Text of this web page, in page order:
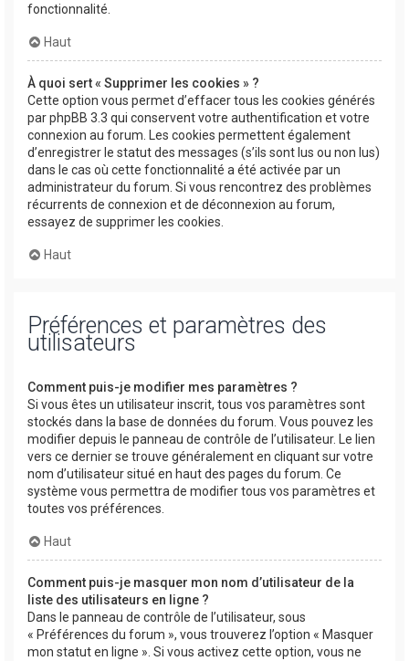
fonctionnalité.
Haut
À quoi sert « Supprimer les cookies » ?
Cette option vous permet d’effacer tous les cookies générés
par phpBB 3.3 qui conservent votre authentification et votre
connexion au forum. Les cookies permettent également
d’enregistrer le statut des messages (s’ils sont lus ou non lus)
dans le cas où cette fonctionnalité a été activée par un
administrateur du forum. Si vous rencontrez des problèmes
récurrents de connexion et de déconnexion au forum,
essayez de supprimer les cookies.
Haut
Préférences et paramètres des
utilisateurs
Comment puis-je modifier mes paramètres ?
Si vous êtes un utilisateur inscrit, tous vos paramètres sont
stockés dans la base de données du forum. Vous pouvez les
modifier depuis le panneau de contrôle de l’utilisateur. Le lien
vers ce dernier se trouve généralement en cliquant sur votre
nom d’utilisateur situé en haut des pages du forum. Ce
système vous permettra de modifier tous vos paramètres et
toutes vos préférences.
Haut
Comment puis-je masquer mon nom d’utilisateur de la
liste des utilisateurs en ligne ?
Dans le panneau de contrôle de l’utilisateur, sous
« Préférences du forum », vous trouverez l’option « Masquer
mon statut en ligne ». Si vous activez cette option, vous ne